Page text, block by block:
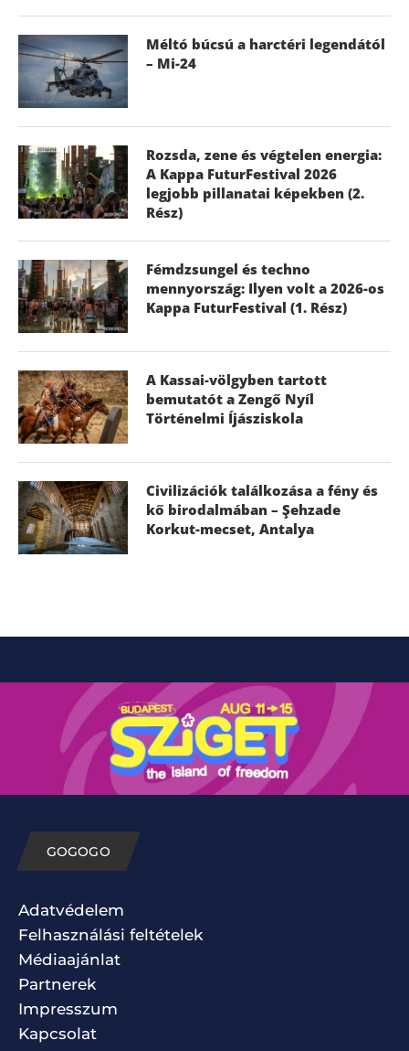
Méltó búcsú a harctéri legendától
– Mi-24
Rozsda, zene és végtelen energia:
A Kappa FuturFestival 2026
legjobb pillanatai képekben (2.
Rész)
Fémdzsungel és techno
mennyország: Ilyen volt a 2026-os
Kappa FuturFestival (1. Rész)
A Kassai-völgyben tartott
bemutatót a Zengő Nyíl
Történelmi Íjásziskola
Civilizációk találkozása a fény és
kő birodalmában – Şehzade
Korkut-mecset, Antalya
GOGOGO
Adatvédelem
Felhasználási feltételek
Médiaajánlat
Partnerek
Impresszum
Kapcsolat